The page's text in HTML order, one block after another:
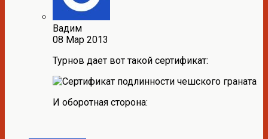
Вадим
08 Мар 2013
Турнов дает вот такой сертификат:
И оборотная сторона: